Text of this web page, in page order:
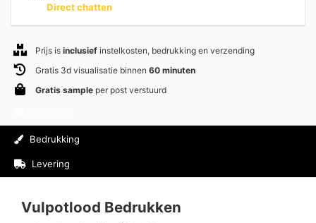
Direct chatten
Prijs is inclusief instelkosten, bedrukking en verzending
Gratis 3d visualisatie binnen 60 minuten
Gratis sample per post verstuurd
Bedrukking
Levering
Vulpotlood Bedrukken